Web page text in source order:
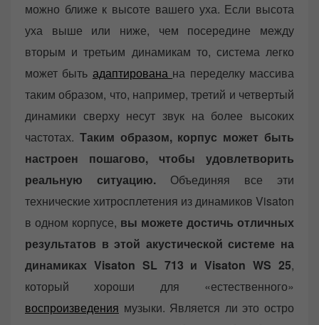
можно ближе к высоте вашего уха. Если высота
уха выше или ниже, чем посередине между
вторым и третьим динамикам то, система легко
может быть адаптирована на переделку массива
таким образом, что, например, третий и четвертый
динамики сверху несут звук на более высоких
частотах. Таким образом, корпус может быть
настроен пошагово, чтобы удовлетворить
реальную ситуацию. Объединяя все эти
технические хитросплетения из динамиков Visaton
в одном корпусе, вы можете достичь отличных
результатов в этой акустической системе на
динамиках Visaton SL 713 и Visaton WS 25,
который хороши для «естественного»
воспроизведения музыки. Является ли это остро